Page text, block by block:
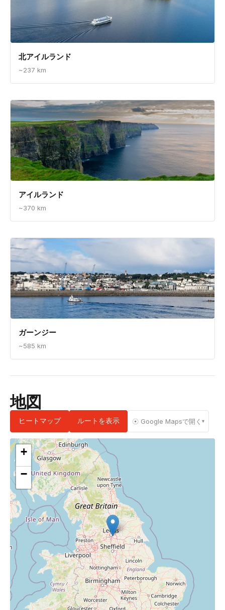
北アイルランド
~237 km
アイルランド
~370 km
ガーンジー
~585 km
地図
ヒートマップ ルートを表示 ☉ Google Mapsで開く ▾
+
−